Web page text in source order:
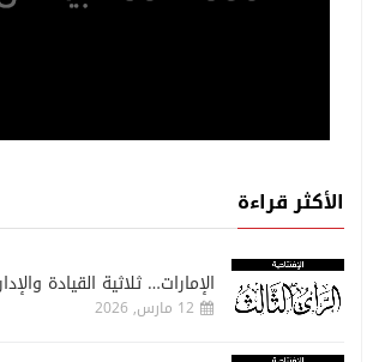
الأكثر قراءة
الإمارات… ثلاثية القيادة
12 مارس, 2026